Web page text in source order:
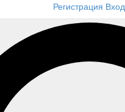
Регистрация Вход